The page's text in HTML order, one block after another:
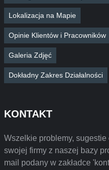
Lokalizacja na Mapie
Opinie Klientów i Pracowników
Galeria Zdjęć
Dokładny Zakres Działalności
KONTAKT
Wszelkie problemy,
swojej firmy z naszej bazy
mail podany w zakładce